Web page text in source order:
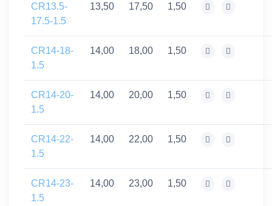
CR13.5-
17.5-1.5
13,50 17,50 1,50
CR14-18-
1.5
14,00 18,00 1,50
CR14-20-
1.5
14,00 20,00 1,50
CR14-22-
1.5
14,00 22,00 1,50
CR14-23-
1.5
14,00 23,00 1,50